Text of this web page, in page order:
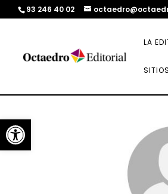
Abrir barra de herramientas
93 246 40 02
LA